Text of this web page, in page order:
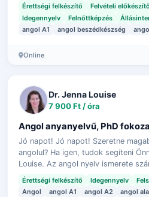
Érettségi felkészítő Felvételi előkészítő
Idegennyelv
Felnőttképzés
angol A1
angol beszédkészség
Online
Dr. Jenna Louise
7 900 Ft / óra
Angol anyanyelvű, PhD
Jó napot! Jó napot! Szeretne
angolul? Ha igen, tudok segíteni
Louise. Az angol nyelv ismerete
szakmailag! Szeretnék a o…
Érettségi felkészítő Idegennyelv
Angol
angol A1 angol A2 angol